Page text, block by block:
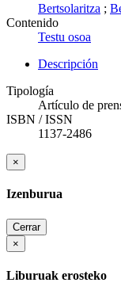
Bertsolaritza ;
Contenido
Testu osoa
Descripción
Tipología
Artículo de
ISBN / ISSN
1137-2486
×
Izenburua
Cerrar
×
Liburuak erosteko